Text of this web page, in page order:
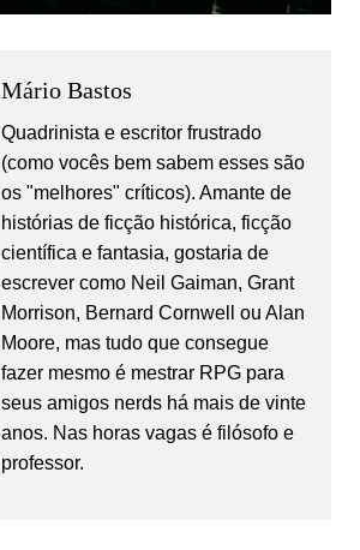
Mário Bastos
Quadrinista e escritor frustrado
(como vocês bem sabem esses são
os "melhores" críticos). Amante de
histórias de ficção histórica, ficção
científica e fantasia, gostaria de
escrever como Neil Gaiman, Grant
Morrison, Bernard Cornwell ou Alan
Moore, mas tudo que consegue
fazer mesmo é mestrar RPG para
seus amigos nerds há mais de vinte
anos. Nas horas vagas é filósofo e
professor.